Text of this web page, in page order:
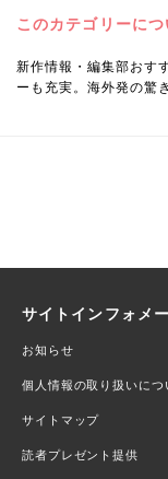
このカテゴリーにつ
新作情報・編集部おす
ーも充実。海外発の驚
サイトインフォメ
お知らせ
個人情報の取り扱いにつ
サイトマップ
読者プレゼント提供